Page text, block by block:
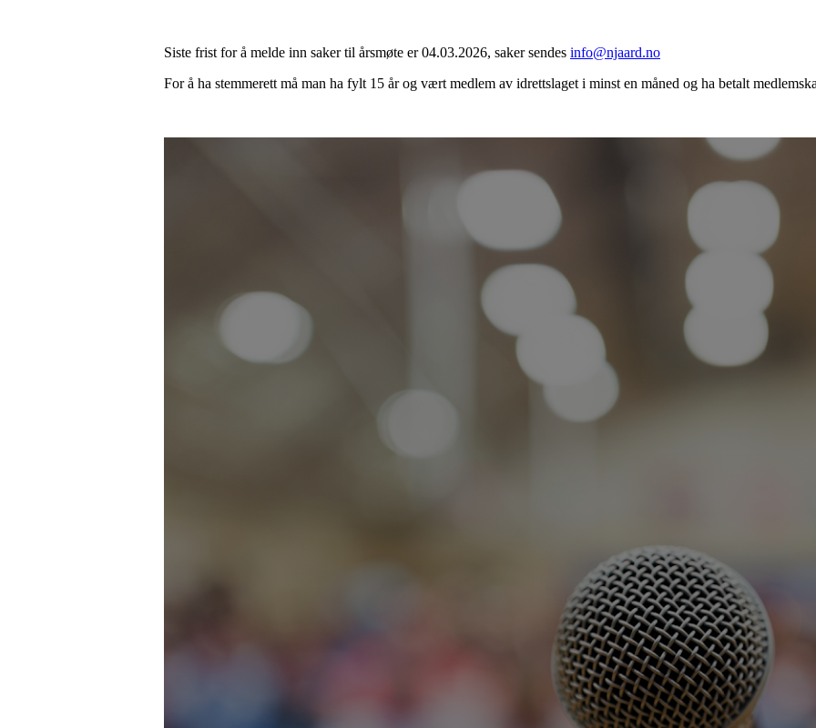
Siste frist for å melde inn saker til årsmøte er 04.03.2026, saker sendes info@njaard.no
For å ha stemmerett må man ha fylt 15 år og vært medlem av idrettslaget i minst en måned og ha betalt